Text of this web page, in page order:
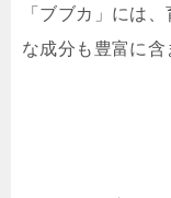
「ブブカ」には
な成分も豊富に含